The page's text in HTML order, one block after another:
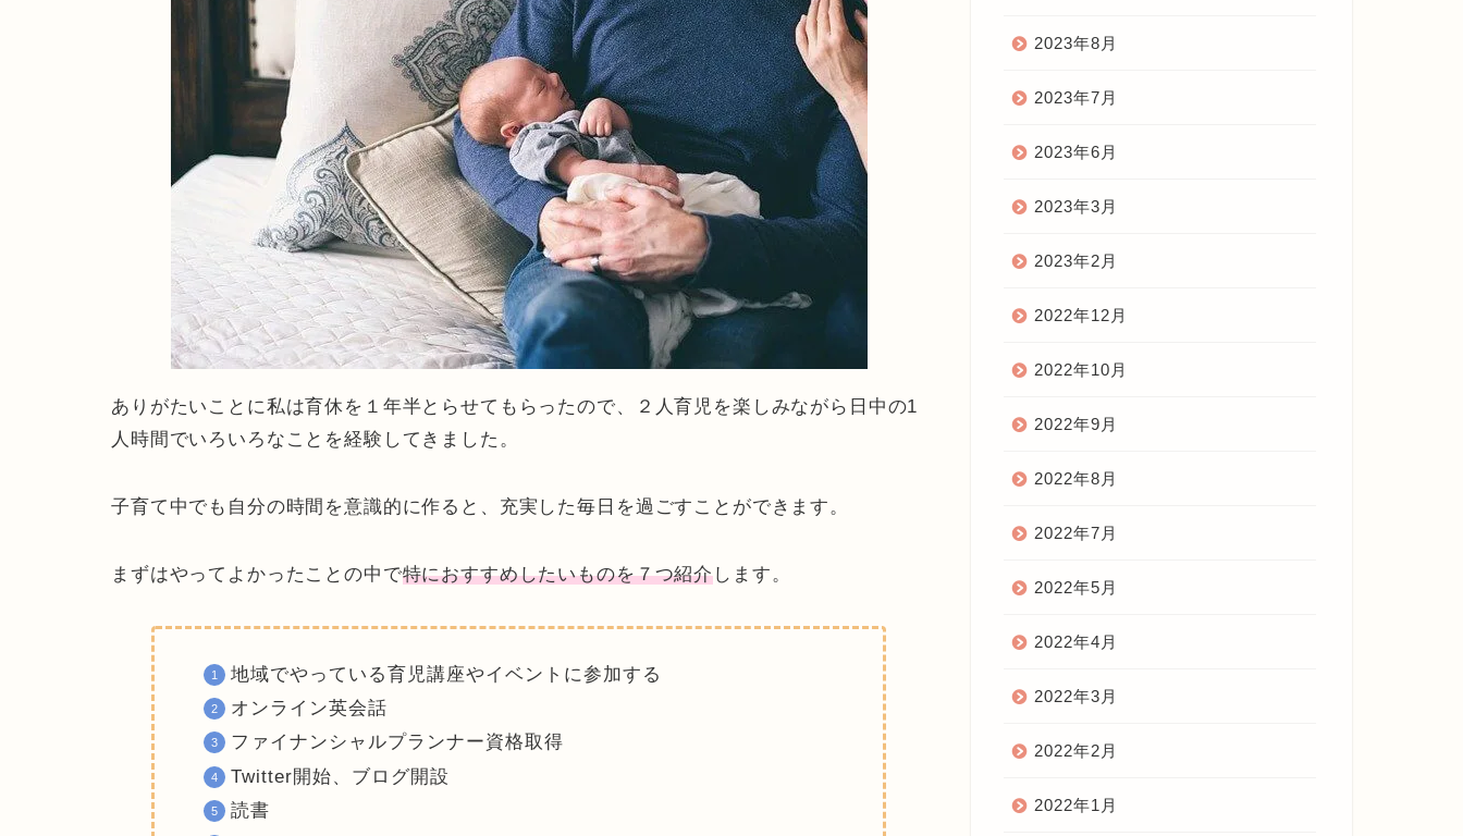
ありがたいことに私は育休を１年半とらせてもらったので、２人育児を楽しみながら日中の1
人時間でいろいろなことを経験してきました。
子育て中でも 自分の時間を意識的に作ると、充実した毎日を過ごすことができます 。
まずはやってよかったことの中で特におすすめしたいものを７つ紹介します。
地域でやっている育児講座やイベントに参加する
オンライン英会話
ファイナンシャルプランナー資格取得
Twitter開始、ブログ開設
読書
2023年8月
2023年7月
2023年6月
2023年3月
2023年2月
2022年12月
2022年10月
2022年9月
2022年8月
2022年7月
2022年5月
2022年4月
2022年3月
2022年2月
2022年1月